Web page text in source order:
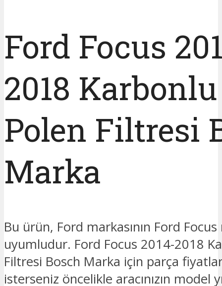
Ford Focus
2018 Karbonlu
Polen Filtresi
Marka
Bu ürün, Ford markasının Ford
uyumludur. Ford Focus 2014-2018
Filtresi Bosch Marka için parça
isterseniz öncelikle aracınızın model